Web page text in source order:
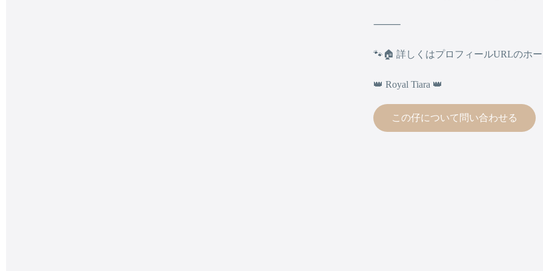
⸻
🐾🏠 詳しくはプロフィールURLのホ
👑 Royal Tiara 👑
この仔について問い合わせる